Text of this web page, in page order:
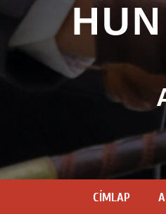
HUN
CÍMLAP